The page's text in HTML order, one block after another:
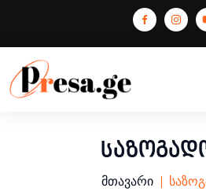
მთავარი